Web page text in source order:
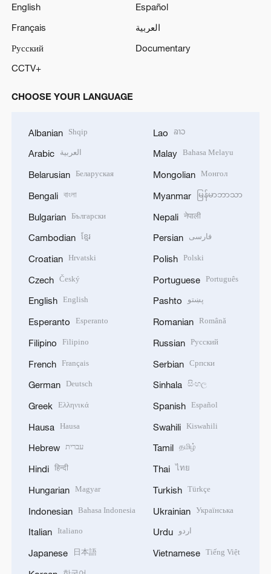
English
Español
Français
العربية
Русский
Documentary
CCTV+
CHOOSE YOUR LANGUAGE
Albanian Shqip
Arabic العربية
Belarusian Беларуская
Bengali বাংলা
Bulgarian Български
Cambodian ខ្មែរ
Croatian Hrvatski
Czech Český
English English
Esperanto Esperanto
Filipino Filipino
French Français
German Deutsch
Greek Ελληνικά
Hausa Hausa
Hebrew עברית
Hindi हिन्दी
Hungarian Magyar
Indonesian Bahasa Indonesia
Italian Italiano
Japanese 日本語
Lao ລາວ
Malay Bahasa Melayu
Mongolian Монгол
Myanmar မြန်မာဘာသာ
Nepali नेपाली
Persian فارسی
Polish Polski
Portuguese Português
Pashto پښتو
Romanian Română
Russian Русский
Serbian Српски
Sinhala සිංහල
Spanish Español
Swahili Kiswahili
Tamil தமிழ்
Thai ไทย
Turkish Türkçe
Ukrainian Українська
Urdu اردو
Vietnamese Tiếng Việt